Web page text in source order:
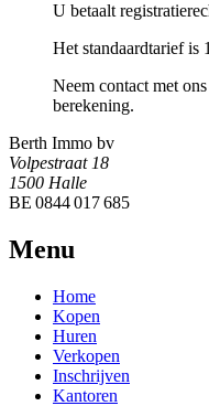
U betaalt
Het standaardtarief is
Neem contact met
berekening.
Berth Immo bv
Volpestraat 18
1500 Halle
BE 0844 017 685
Menu
Home
Kopen
Huren
Verkopen
Inschrijven
Kantoren